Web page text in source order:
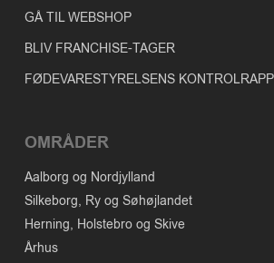
GÅ TIL WEBSHOP
BLIV FRANCHISE-TAGER
FØDEVARESTYRELSENS
OMRÅDER
Aalborg og Nordjylland
Silkeborg, Ry og Søhøjlandet
Herning, Holstebro og Skive
Århus